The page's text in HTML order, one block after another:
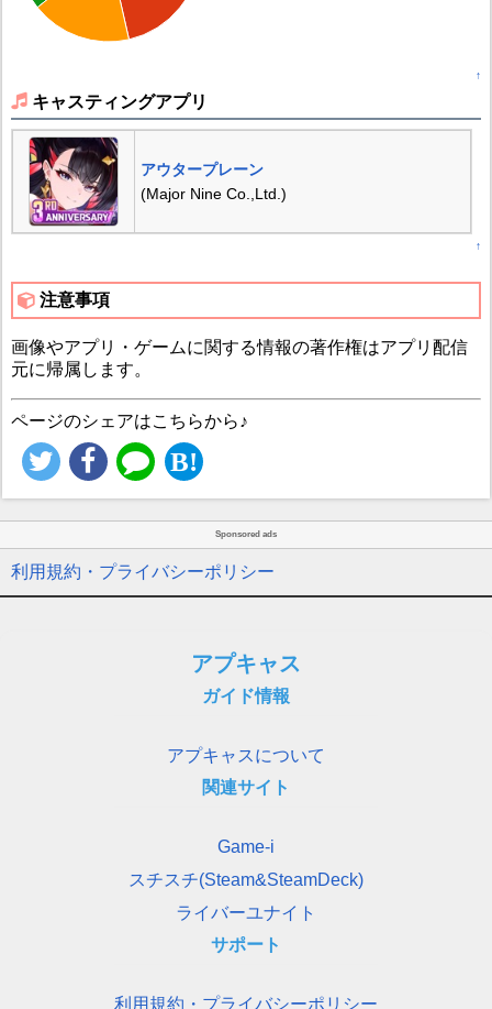
↑
キャスティングアプリ
アウタープレーン
(Major Nine Co.,Ltd.)
↑
注意事項
画像やアプリ・ゲームに関する情報の著作権はアプリ配信
元に帰属します。
ページのシェアはこちらから♪
Sponsored ads
利用規約・プライバシーポリシー
アプキャス
ガイド情報
アプキャスについて
関連サイト
Game-i
スチスチ(Steam&SteamDeck)
ライバーユナイト
サポート
利用規約・プライバシーポリシー